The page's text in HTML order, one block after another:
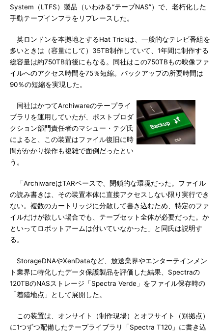
System（LTFS）製品（いわゆる“テープNAS”）で、老朽化した
手動テープインフラをリプレースした。
英ロンドンを本拠地とするHat Trickは、一般的なテレビ番組を
多いときは（容量にして）35TB制作していて、1年間に制作する
総容量は約750TB前後にもなる。同社はこの750TBもの映像ファ
イルへのアクセス時間を75％短縮。バックアップの所要時間は
90％の短縮を実現した。
同社はかつてArchiwareのテープライ
ブラリを運用していたが、ポストプロダ
クション部門責任者のマシュー・テグ氏
によると、この装置はファイル復旧に時
間がかかり操作も複雑で面倒だったとい
う。
「ArchiwareはTARベースで、閉鎖的な環境だった。ファイル
の読み書きは、その装置本体に直接アクセスしない限り実行でき
ない。複数のカートリッジに分散して書き込むため、特定のファ
イルだけが欲しい場合でも、テープセット全体が必要だった。か
といってロボットアームは付いていなかった」と同氏は説明す
る。
StorageDNAやXenDataなど、放送業界やエンターテインメン
ト業界に特化したデータ保護製品を評価した結果、Spectraの
120TBのNASストレージ「Spectra Verde」をファイル保存時の
「着陸地点」として展開した。
この装置は、オンサイト（制作現場）とオフサイト（別拠点）
に1つずつ配備したテープライブラリ「Spectra T120」に書き込